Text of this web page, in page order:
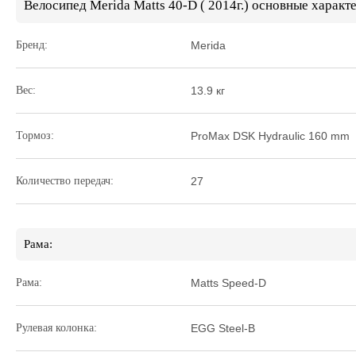
Велосипед Merida Matts 40-D ( 2014г.) основные
Бренд: Merida
Вес: 13.9 кг
Тормоз: ProMax DSK Hydraulic 160 mm
Количество передач: 27
Рама:
Рама: Matts Speed-D
Рулевая колонка: EGG Steel-B